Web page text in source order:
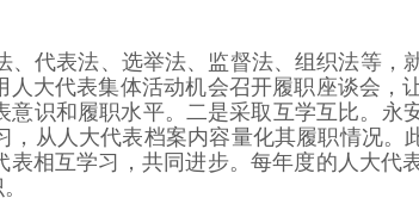
代表法、选举法、监督法、组织法等，
大代表集体活动机会召开履职座谈会，
识和履职水平。二是采取互学互比。永
从人大代表档案内容量化其履职情况。
相互学习，共同进步。每年度的人大代